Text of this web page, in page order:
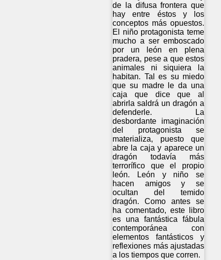
de la difusa frontera que
hay entre éstos y los
conceptos más opuestos.
El niño protagonista teme
mucho a ser emboscado
por un león en plena
pradera, pese a que estos
animales ni siquiera la
habitan. Tal es su miedo
que su madre le da una
caja que dice que al
abrirla saldrá un dragón a
defenderle. La
desbordante imaginación
del protagonista se
materializa, puesto que
abre la caja y aparece un
dragón todavía más
terrorífico que el propio
león. León y niño se
hacen amigos y se
ocultan del temido
dragón. Como antes se
ha comentado, este libro
es una fantástica fábula
contemporánea con
elementos fantásticos y
reflexiones más ajustadas
a los tiempos que corren.